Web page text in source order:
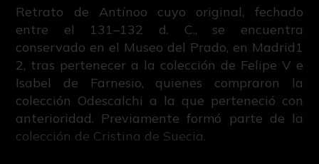
Retrato de Antínoo cuyo original, fechado
entre el 131–132 d. C., se encuentra
conservado en el Museo del Prado, en Madrid1
2, tras pertenecer a la colección de Felipe V e
Isabel de Farnesio, quienes compraron la
colección Odescalchi a la que perteneció con
anterioridad. Previamente formó parte de la
colección de Cristina de Suecia.